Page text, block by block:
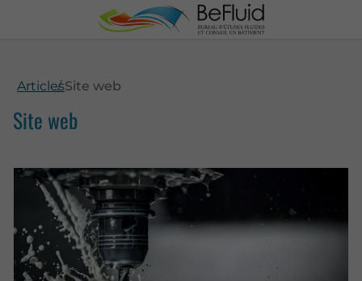
ArticlesSite web
Site web